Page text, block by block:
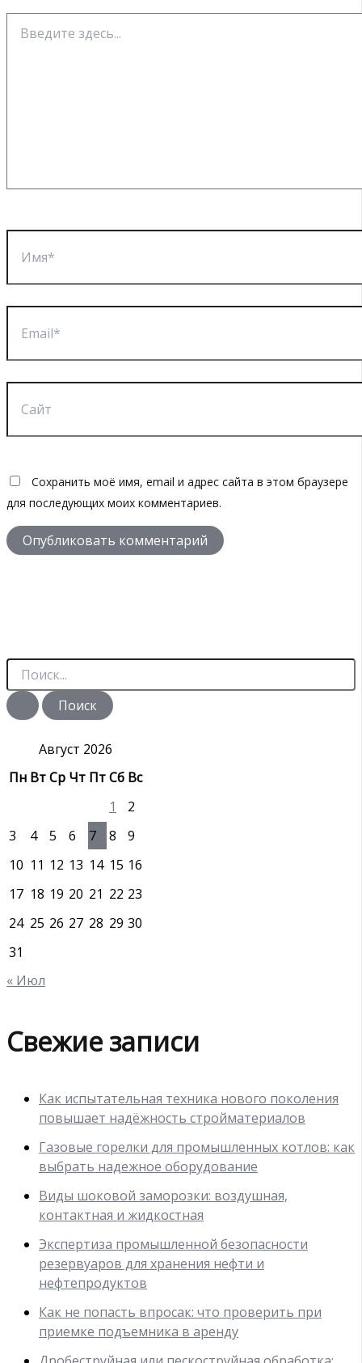
здесь...
Сохранить моё имя, email и адрес сайта в этом браузере
для последующих моих комментариев.
П
и
с
Август 2026
Пн ВтСр Чт ПтСб Вс
1
2
3
4 5 6 7 8
9
10 11 12 13 14 15 16
17 18 19 20 21 22 23
24 25 26 27 28 29 30
31
« Июл
Свежие записи
Как испытательная техника нового поколения
повышает надёжность стройматериалов
Газовые горелки для промышленных котлов: как
выбрать надежное оборудование
Виды шоковой заморозки: воздушная,
контактная и жидкостная
Экспертиза промышленной безопасности
резервуаров для хранения нефти и
нефтепродуктов
Как не попасть впросак: что проверить при
приемке подъемника в аренду